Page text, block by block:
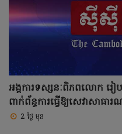
អង្គការទស្សនៈពិភពលោក រ
ពាក់ព័ន្ធការធ្វើឱ្យសេវាសាធ
2 ថ្ងៃ មុន